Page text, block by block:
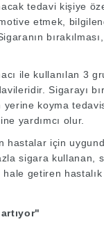
tedavi kişiye
etmek,
ile kullanılan 3
Sigarayı
koyma
yardımcı olur.
hastalar için
sigara kullanan,
hale getiren